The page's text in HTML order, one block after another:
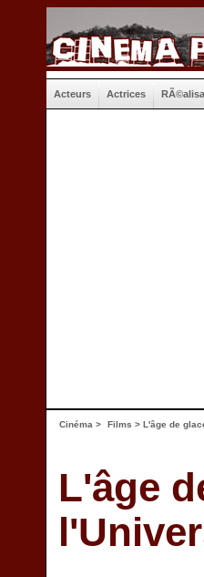
Acteurs Actrices
Cinéma > Films > L'âge de
L'âge